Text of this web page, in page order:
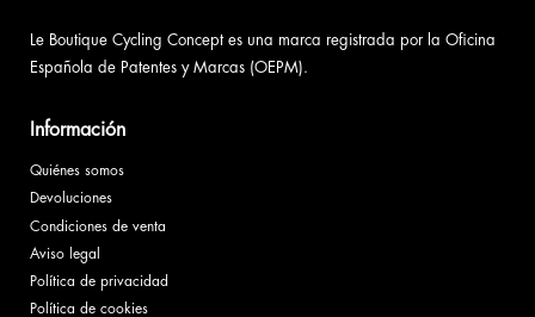
Le Boutique Cycling Concept es una marca registrada por la Oficina
Española de Patentes y Marcas (OEPM).
Información
Quiénes somos
Devoluciones
Condiciones de venta
Aviso legal
Política de privacidad
Política de cookies